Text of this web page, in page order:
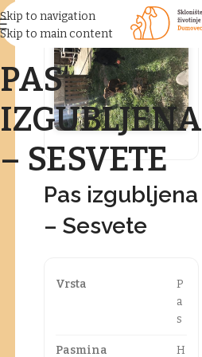
Skip to navigation
Skip to main content
PAS
IZGUBLJENA
– SESVETE
Pas izgubljena
– Sesvete
Vrsta
P
a
s
Pasmina
H